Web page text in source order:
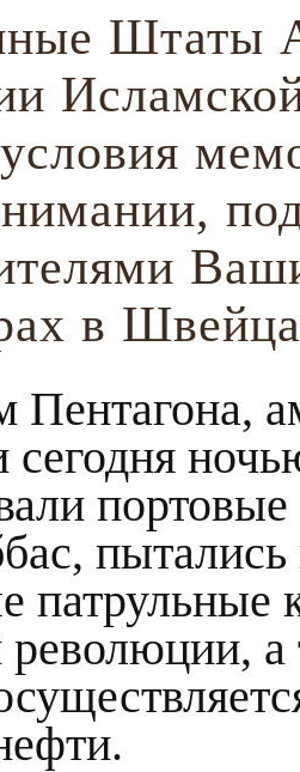
Штаты
в
пытались
патрульные
а